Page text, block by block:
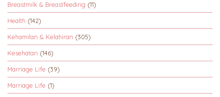
Breastmilk & Breastfeeding (11)
Health (142)
Kehamilan & Kelahiran (305)
Kesehatan (146)
Marriage Life (39)
Marriage Life (1)